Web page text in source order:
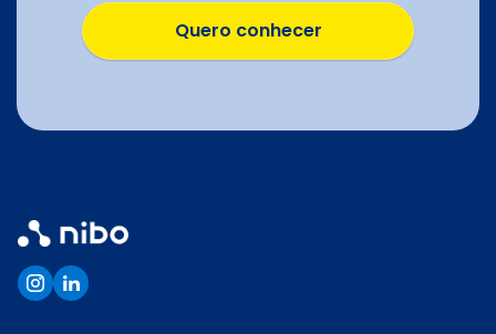
Quero conhecer